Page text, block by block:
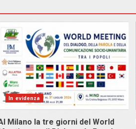
In evidenza
Milano la tre giorni del World